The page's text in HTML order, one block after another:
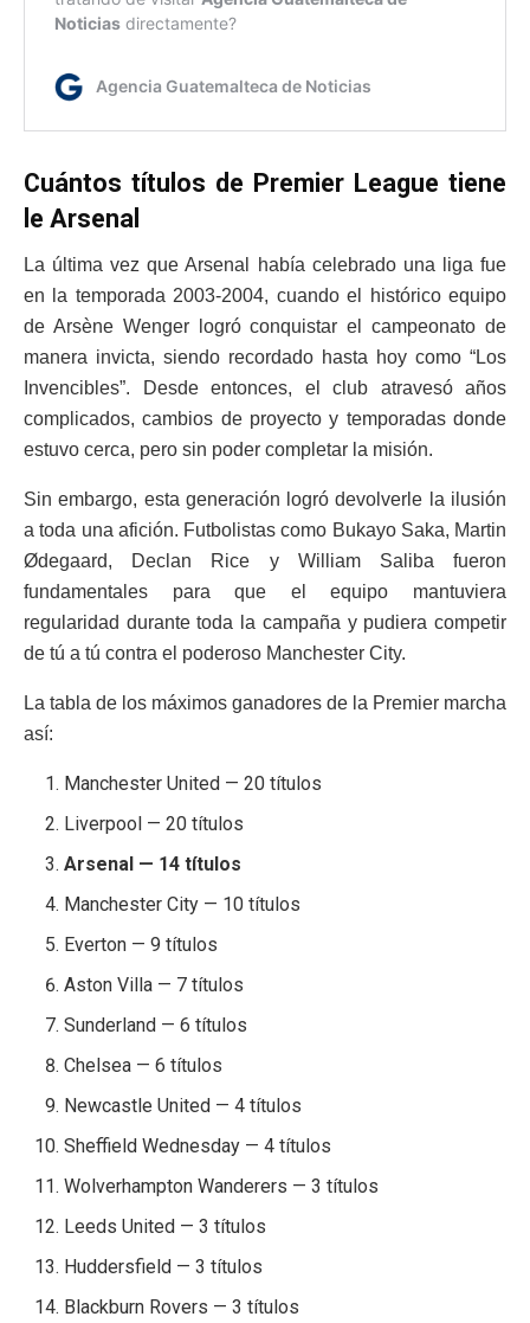
Cuántos títulos de Premier League tiene
le Arsenal
La última vez que Arsenal había celebrado una liga fue
en la temporada 2003-2004, cuando el histórico equipo
de Arsène Wenger logró conquistar el campeonato de
manera invicta, siendo recordado hasta hoy como “Los
Invencibles”. Desde entonces, el club atravesó años
complicados, cambios de proyecto y temporadas donde
estuvo cerca, pero sin poder completar la misión.
Sin embargo, esta generación logró devolverle la ilusión
a toda una afición. Futbolistas como Bukayo Saka, Martin
Ødegaard, Declan Rice y William Saliba fueron
fundamentales para que el equipo mantuviera
regularidad durante toda la campaña y pudiera competir
de tú a tú contra el poderoso Manchester City.
La tabla de los máximos ganadores de la Premier marcha
así:
Manchester United — 20 títulos
Liverpool — 20 títulos
Arsenal — 14 títulos
Manchester City — 10 títulos
Everton — 9 títulos
Aston Villa — 7 títulos
Sunderland — 6 títulos
Chelsea — 6 títulos
Newcastle United — 4 títulos
Sheffield Wednesday — 4 títulos
Wolverhampton Wanderers — 3 títulos
Leeds United — 3 títulos
Huddersfield — 3 títulos
Blackburn Rovers — 3 títulos